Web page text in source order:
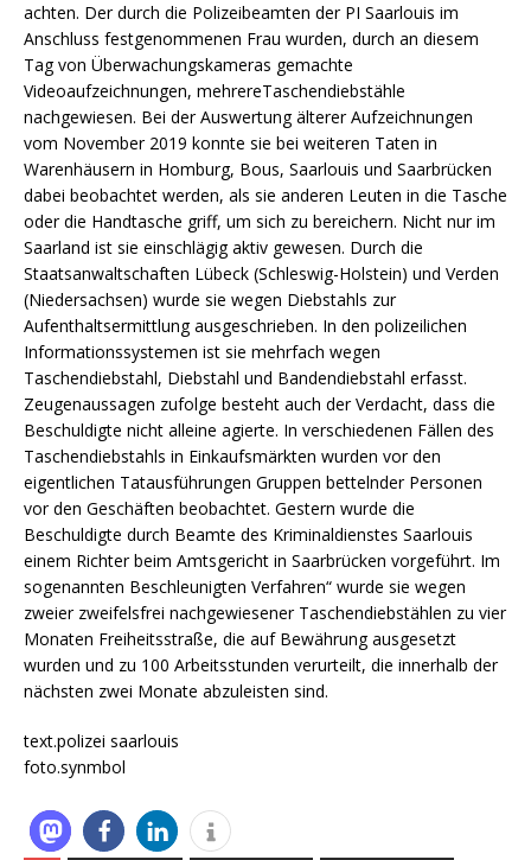
achten. Der durch die Polizeibeamten der PI Saarlouis im
Anschluss festgenommenen Frau wurden, durch an diesem
Tag von Überwachungskameras gemachte
Videoaufzeichnungen, mehrereTaschendiebstähle
nachgewiesen. Bei der Auswertung älterer Aufzeichnungen
vom November 2019 konnte sie bei weiteren Taten in
Warenhäusern in Homburg, Bous, Saarlouis und Saarbrücken
dabei beobachtet werden, als sie anderen Leuten in die Tasche
oder die Handtasche griff, um sich zu bereichern. Nicht nur im
Saarland ist sie einschlägig aktiv gewesen. Durch die
Staatsanwaltschaften Lübeck (Schleswig-Holstein) und Verden
(Niedersachsen) wurde sie wegen Diebstahls zur
Aufenthaltsermittlung ausgeschrieben. In den polizeilichen
Informationssystemen ist sie mehrfach wegen
Taschendiebstahl, Diebstahl und Bandendiebstahl erfasst.
Zeugenaussagen zufolge besteht auch der Verdacht, dass die
Beschuldigte nicht alleine agierte. In verschiedenen Fällen des
Taschendiebstahls in Einkaufsmärkten wurden vor den
eigentlichen Tatausführungen Gruppen bettelnder Personen
vor den Geschäften beobachtet. Gestern wurde die
Beschuldigte durch Beamte des Kriminaldienstes Saarlouis
einem Richter beim Amtsgericht in Saarbrücken vorgeführt. Im
sogenannten Beschleunigten Verfahren“ wurde sie wegen
zweier zweifelsfrei nachgewiesener Taschendiebstählen zu vier
Monaten Freiheitsstraße, die auf Bewährung ausgesetzt
wurden und zu 100 Arbeitsstunden verurteilt, die innerhalb der
nächsten zwei Monate abzuleisten sind.
text.polizei saarlouis
foto.synmbol